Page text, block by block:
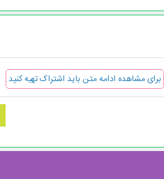
برای مشاهده ادامه متن باید اشتراک تهیه کنید